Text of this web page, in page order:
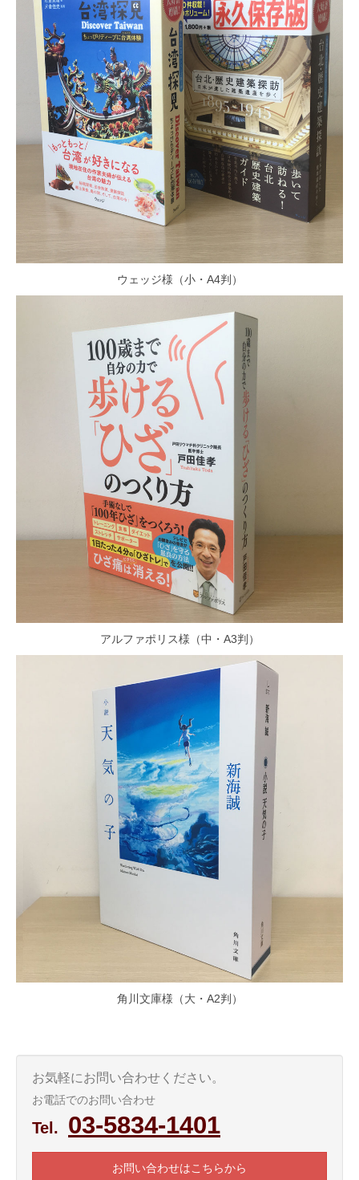
ウェッジ様（小・A4判）
アルファポリス様（中・A3判）
角川文庫様（大・A2判）
お気軽にお問い合わせください。
お電話でのお問い合わせ
Tel. 03-5834-1401
お問い合わせはこちらから